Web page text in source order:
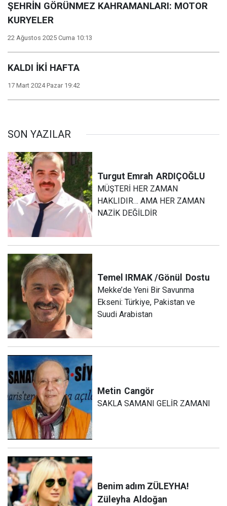
ŞEHRİN GÖRÜNMEZ KAHRAMANLARI: MOTOR
KURYELER
22 Ağustos 2025 Cuma 10:13
KALDI İKİ HAFTA
17 Mart 2024 Pazar 19:42
SON YAZILAR
Turgut Emrah ARDIÇOĞLU
MÜŞTERİ HER ZAMAN
HAKLIDIR… AMA HER ZAMAN
NAZİK DEĞİLDİR
Temel IRMAK /Gönül Dostu
Mekke’de Yeni Bir Savunma
Ekseni: Türkiye, Pakistan ve
Suudi Arabistan
Metin Cangör
SAKLA SAMANI GELİR ZAMANI
Benim adım ZÜLEYHA!
Züleyha Aldoğan